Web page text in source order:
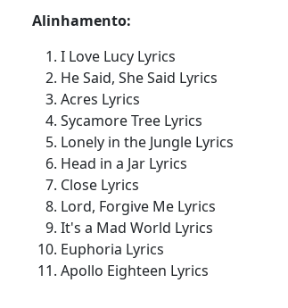
Alinhamento:
I Love Lucy Lyrics
He Said, She Said Lyrics
Acres Lyrics
Sycamore Tree Lyrics
Lonely in the Jungle Lyrics
Head in a Jar Lyrics
Close Lyrics
Lord, Forgive Me Lyrics
It's a Mad World Lyrics
Euphoria Lyrics
Apollo Eighteen Lyrics